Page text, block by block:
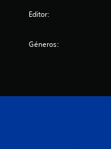
Editor:
Géneros: